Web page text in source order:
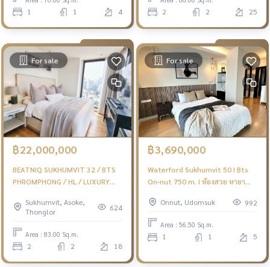
1 1 4 2 2 25
For sale
฿22,000,000
BEATNIQ SUKHUMVIT 32 / BTS
PHROMPHONG / HL / LUXURY
83SQ.M. 22MB ONLY
Sukhumvit, Asoke,
Thonglor
624
Area : 83.00 Sq.m.
2 2 18
For sale
฿3,690,000
Waterford Sukhumvit 50 I Bts
On-nut 750 m. I ห้องสวย หายา
Onnut, Udomsuk
992
Area : 56.50 Sq.m.
1 1 5